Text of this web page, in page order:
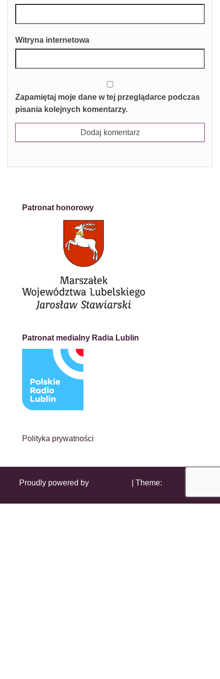
Witryna internetowa
Zapamiętaj moje dane w tej przeglądarce podczas
pisania kolejnych komentarzy.
Patronat honorowy
Patronat medialny Radia Lublin
Polityka prywatności
Proudly powered by Theme: